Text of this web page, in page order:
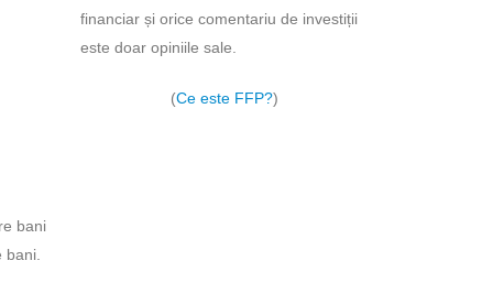
bani
financiar și orice comentariu de investiții
este doar opiniile sale.
(Ce este FFP?)